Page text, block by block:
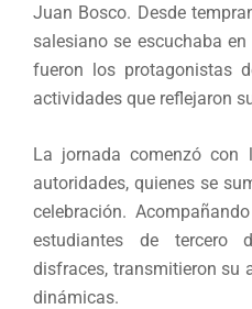
Juan Bosco. Desde
salesiano se escuchaba
fueron los protagonistas
actividades que reflejaron
La jornada comenzó con
autoridades, quienes se
celebración.
estudiantes de tercero
disfraces, transmitieron su
dinámicas.